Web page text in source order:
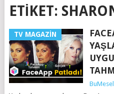
ETIKET:
TV MAGAZIN